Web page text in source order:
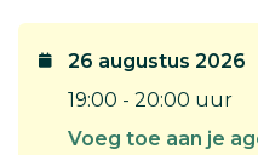
26 augustus 2026
19:00 - 20:00 uur
Voeg toe aan je